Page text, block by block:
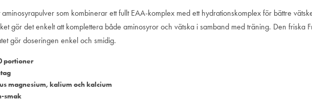
som kombinerar ett fullt EAA-komplex med ett hydrationskomplex för bättre
gör det enkelt att komplettera både aminosyror och vätska i samband med träning. Den friska
gör doseringen enkel och smidig.
portioner
magnesium, kalium och kalcium
smak